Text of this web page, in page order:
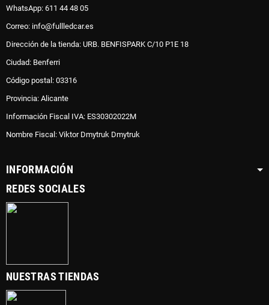
WhatsApp: 611 44 48 05
Correo: info@fullledcar.es
Dirección de la tienda: URB. BENFISPARK C/10 P1E 18
Ciudad: Benferri
Código postal: 03316
Provincia: Alicante
Información Fiscal IVA: ES30302022M
Nombre Fiscal: Viktor Dmytruk Dmytruk
INFORMACIÓN
REDES SOCIALES
NUESTRAS TIENDAS